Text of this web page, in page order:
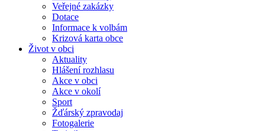
Veřejné zakázky
Dotace
Informace k volbám
Krizová karta obce
Život v obci
Aktuality
Hlášení rozhlasu
Akce v obci
Akce v okolí
Sport
Žďárský zpravodaj
Fotogalerie